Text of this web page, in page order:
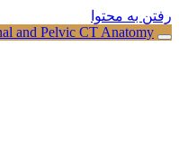
رفتن به محتوا
and Pelvic CT Anatomy